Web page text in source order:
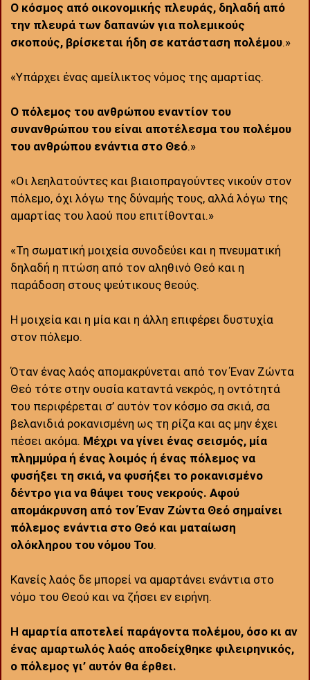
Ο κόσμος από οικονομικής πλευράς, δηλαδή από
την πλευρά των δαπανών για πολεμικούς
σκοπούς, βρίσκεται ήδη σε κατάσταση πολέμου.»
«Υπάρχει ένας αμείλικτος νόμος της αμαρτίας.
Ο πόλεμος του ανθρώπου εναντίον του
συνανθρώπου του είναι αποτέλεσμα του πολέμου
του ανθρώπου ενάντια στο Θεό.»
«Οι λεηλατούντες και βιαιοπραγούντες νικούν στον
πόλεμο, όχι λόγω της δύναμής τους, αλλά λόγω της
αμαρτίας του λαού που επιτίθονται.»
«Τη σωματική μοιχεία συνοδεύει και η πνευματική
δηλαδή η πτώση από τον αληθινό Θεό και η
παράδοση στους ψεύτικους θεούς.
Η μοιχεία και η μία και η άλλη επιφέρει δυστυχία
στον πόλεμο.
Όταν ένας λαός απομακρύνεται από τον Έναν Ζώντα
Θεό τότε στην ουσία καταντά νεκρός, η οντότητά
του περιφέρεται σ’ αυτόν τον κόσμο σα σκιά, σα
βελανιδιά ροκανισμένη ως τη ρίζα και ας μην έχει
πέσει ακόμα. Μέχρι να γίνει ένας σεισμός, μία
πλημμύρα ή ένας λοιμός ή ένας πόλεμος να
φυσήξει τη σκιά, να φυσήξει το ροκανισμένο
δέντρο για να θάψει τους νεκρούς. Αφού
απομάκρυνση από τον Έναν Ζώντα Θεό σημαίνει
πόλεμος ενάντια στο Θεό και ματαίωση
ολόκληρου του νόμου Του.
Κανείς λαός δε μπορεί να αμαρτάνει ενάντια στο
νόμο του Θεού και να ζήσει εν ειρήνη.
Η αμαρτία αποτελεί παράγοντα πολέμου, όσο κι αν
ένας αμαρτωλός λαός αποδείχθηκε φιλειρηνικός,
ο πόλεμος γι’ αυτόν θα έρθει.